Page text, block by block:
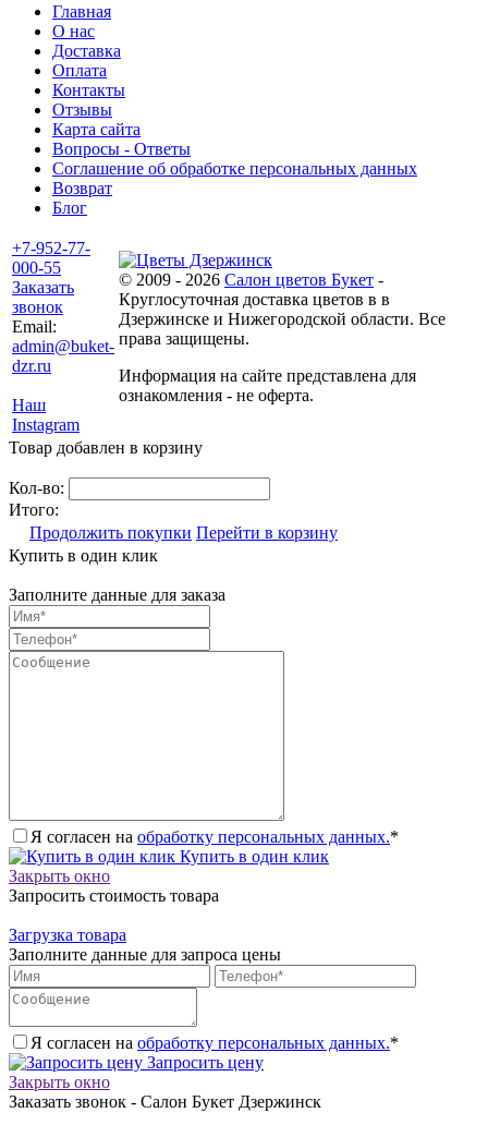
Главная
О нас
Доставка
Оплата
Контакты
Отзывы
Карта сайта
Вопросы - Ответы
Соглашение об обработке персональных данных
Возврат
Блог
+7-952-77-
000-55
Заказать
звонок
Email:
admin@buket-
dzr.ru
Наш
Instagram
© 2009 - 2026 Салон цветов Букет -
Круглосуточная доставка цветов в в
Дзержинске и Нижегородской области. Все
права защищены.
Информация на сайте представлена для
ознакомления - не оферта.
Товар добавлен в корзину
Кол-во:
Итого:
Продолжить покупки Перейти в корзину
Купить в один клик
Заполните данные для заказа
Я согласен на обработку персональных данных.*
Купить в один клик
Закрыть окно
Запросить стоимость товара
Загрузка товара
Заполните данные для запроса цены
Я согласен на обработку персональных данных.*
Запросить цену
Закрыть окно
Заказать звонок - Салон Букет Дзержинск